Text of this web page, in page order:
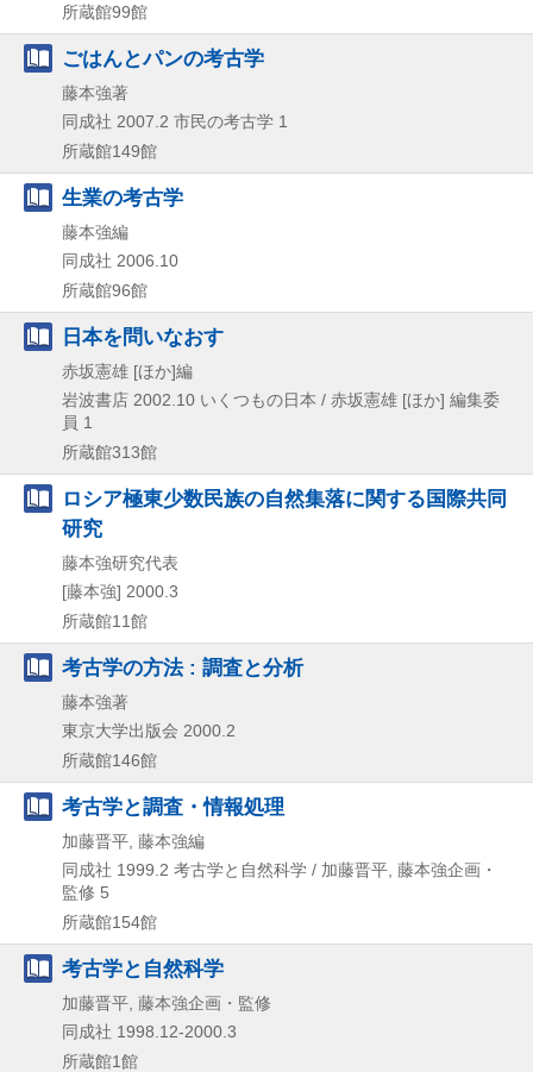
所蔵館99館
ごはんとパンの考古学
藤本強著
同成社 2007.2 市民の考古学 1
所蔵館149館
生業の考古学
藤本強編
同成社 2006.10
所蔵館96館
日本を問いなおす
赤坂憲雄 [ほか]編
岩波書店 2002.10 いくつもの日本 / 赤坂憲雄 [ほか] 編集委
員 1
所蔵館313館
ロシア極東少数民族の自然集落に関する国際共同
研究
藤本強研究代表
[藤本強] 2000.3
所蔵館11館
考古学の方法 : 調査と分析
藤本強著
東京大学出版会 2000.2
所蔵館146館
考古学と調査・情報処理
加藤晋平, 藤本強編
同成社 1999.2 考古学と自然科学 / 加藤晋平, 藤本強企画・
監修 5
所蔵館154館
考古学と自然科学
加藤晋平, 藤本強企画・監修
同成社 1998.12-2000.3
所蔵館1館